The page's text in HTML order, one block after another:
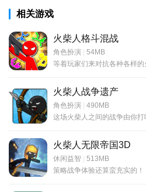
相关游戏
火柴人格斗混战
角色扮演 | 54MB
等着玩家们来对抗各种各样的
火柴人战争遗产
角色扮演 | 490MB
这场火柴人之间的战争由你打
火柴人无限帝国3D
休闲益智 | 513MB
策略战争体验还算蛮充实的！